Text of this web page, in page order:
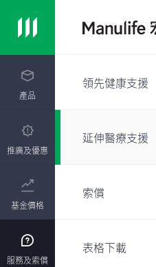
產品
推廣及優惠
基金價格
服務及索償
領先健康支援
延伸醫療支援
索償
表格下載